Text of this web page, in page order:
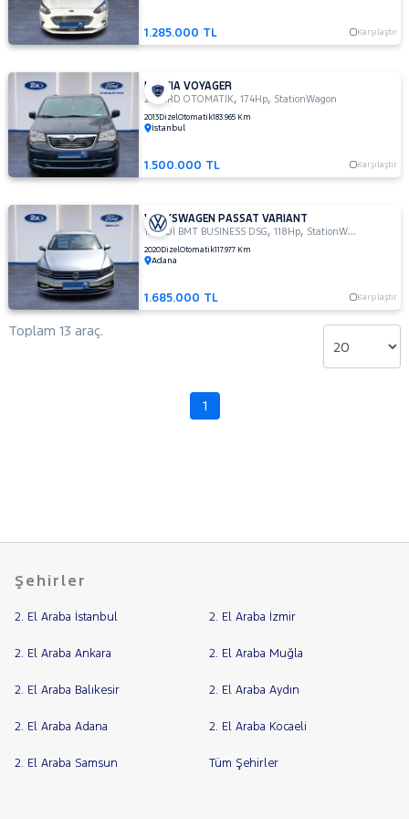
1.285.000 TL Karşılaştır
LANCIA VOYAGER
2.8 CRD OTOMATIK,174Hp, StationWagon
2013DizelOtomatik183.965 Km
İstanbul
1.500.000 TL Karşılaştır
VOLKSWAGEN PASSAT VARIANT
1.6 TDI BMT BUSINESS DSG,118Hp, StationWagon
2020DizelOtomatik117.977 Km
Adana
1.685.000 TL Karşılaştır
Toplam 13 araç.
1
Şehirler
2. El Araba İstanbul 2. El Araba İzmir
2. El Araba Ankara 2. El Araba Muğla
2. El Araba Balıkesir 2. El Araba Aydın
2. El Araba Adana 2. El Araba Kocaeli
2. El Araba Samsun Tüm Şehirler